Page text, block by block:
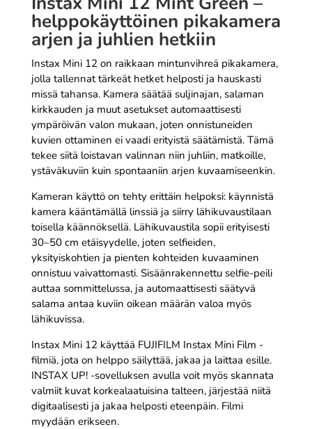
helppokäyttöinen pikakamera
arjen ja juhlien hetkiin
Instax Mini 12 on raikkaan mintunvihreä pikakamera,
jolla tallennat tärkeät hetket helposti ja hauskasti
missä tahansa. Kamera säätää suljinajan, salaman
kirkkauden ja muut asetukset automaattisesti
ympäröivän valon mukaan, joten onnistuneiden
kuvien ottaminen ei vaadi erityistä säätämistä. Tämä
tekee siitä loistavan valinnan niin juhliin, matkoille,
ystäväkuviin kuin spontaaniin arjen kuvaamiseenkin.
Kameran käyttö on tehty erittäin helpoksi: käynnistä
kamera kääntämällä linssiä ja siirry lähikuvaustilaan
toisella käännöksellä. Lähikuvaustila sopii erityisesti
30–50 cm etäisyydelle, joten selfieiden,
yksityiskohtien ja pienten kohteiden kuvaaminen
onnistuu vaivattomasti. Sisäänrakennettu selfie-peili
auttaa sommittelussa, ja automaattisesti säätyvä
salama antaa kuviin oikean määrän valoa myös
lähikuvissa.
Instax Mini 12 käyttää FUJIFILM Instax Mini Film -
filmiä, jota on helppo säilyttää, jakaa ja laittaa esille.
INSTAX UP! -sovelluksen avulla voit myös skannata
valmiit kuvat korkealaatuisina talteen, järjestää niitä
digitaalisesti ja jakaa helposti eteenpäin. Filmi
myydään erikseen.